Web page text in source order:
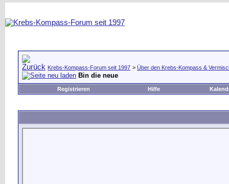
Krebs-Kompass-Forum seit 1997 > Über den Krebs-Kompass &
Bin die neue
Registrieren Hilfe